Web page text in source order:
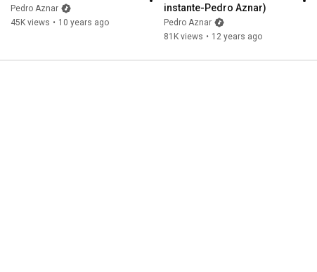
Pedro Aznar
45K views • 10 years ago
instante-Pedro Aznar)
Pedro Aznar
81K views • 12 years ago